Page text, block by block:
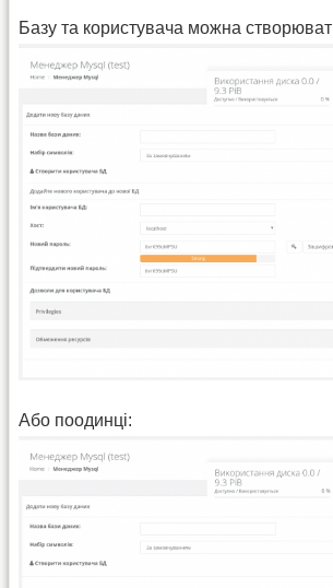
Базу та користувача можна
Або поодинці: